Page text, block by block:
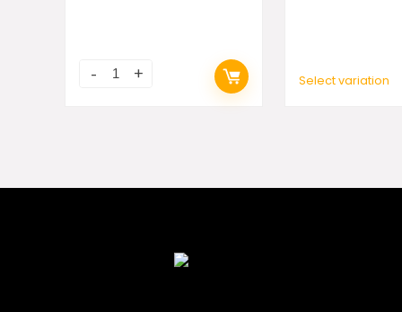
Select variation